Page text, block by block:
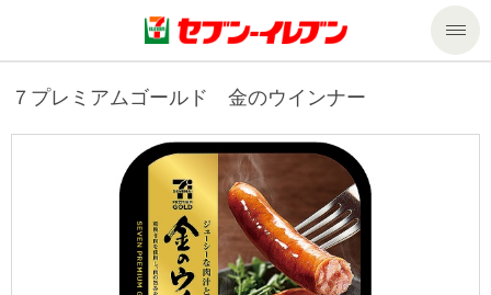
商品のご案内
商品のご案内トップ
セール・キャンペーン
７プレミアムゴールド 金のウインナー